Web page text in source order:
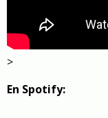
>
En Spotify: